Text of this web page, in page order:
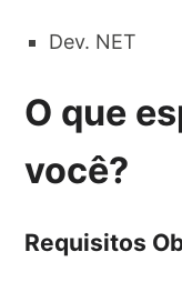
Dev. NET
O que
você?
Requisitos